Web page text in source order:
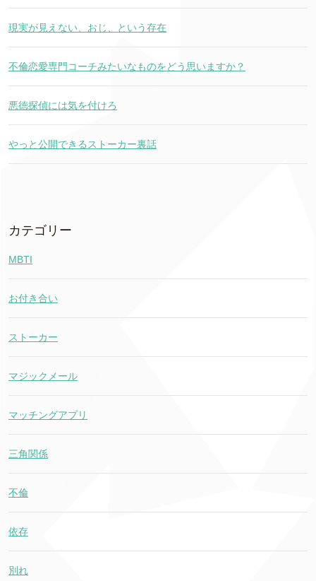
現実が見えない、おじ、という存在
不倫恋愛専門コーチみたいなものをどう思いますか？
悪徳探偵には気を付けろ
やっと公開できるストーカー裏話
カテゴリー
MBTI
お付き合い
ストーカー
マジックメール
マッチングアプリ
三角関係
不倫
依存
別れ